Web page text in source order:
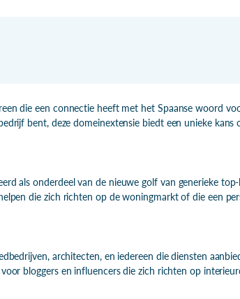
die een connectie heeft met het Spaanse woord
bent, deze domeinextensie biedt een unieke kans
als onderdeel van de nieuwe golf van generieke
die zich richten op de woningmarkt of die een
architecten, en iedereen die diensten
bloggers en influencers die zich richten op